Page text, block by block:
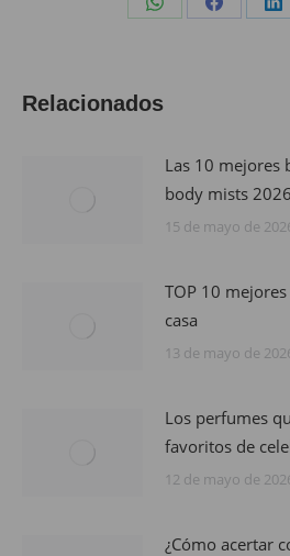
Share Share
Relacionados
Las 10 mejores
body mists 2026
15 de mayo de
TOP 10
casa
13 de mayo de
Los perfumes
favoritos de
12 de mayo de
¿Cómo acertar